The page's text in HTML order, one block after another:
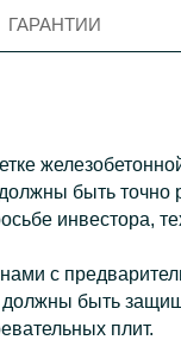
ГАРАНТИИ
быть точно
инвестора,
с
должны быть
плит.